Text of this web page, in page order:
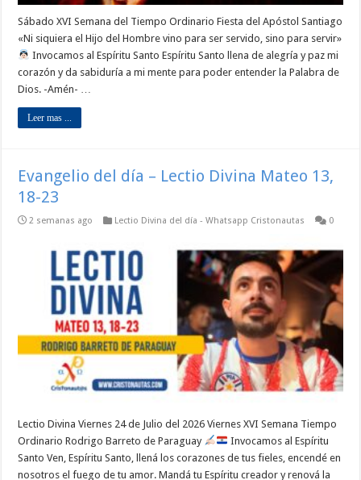
Sábado XVI Semana del Tiempo Ordinario Fiesta del Apóstol Santiago
«Ni siquiera el Hijo del Hombre vino para ser servido, sino para servir»
Invocamos al Espíritu Santo Espíritu Santo llena de alegría y paz mi
corazón y da sabiduría a mi mente para poder entender la Palabra de
Dios. -Amén- …
Leer mas ...
Evangelio del día – Lectio Divina Mateo 13,
18-23
2 semanas ago Lectio Divina del día - Whatsapp Cristonautas 0
Lectio Divina Viernes 24 de Julio del 2026 Viernes XVI Semana Tiempo
Ordinario Rodrigo Barreto de Paraguay
Invocamos al Espíritu
Santo Ven, Espíritu Santo, llená los corazones de tus fieles, encendé en
nosotros el fuego de tu amor. Mandá tu Espíritu creador y renová la